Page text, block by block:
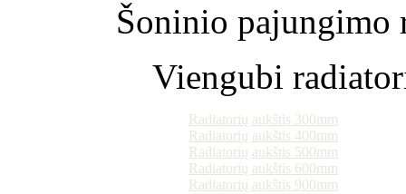
Šoninio pajungimo
Viengubi
Radiatorių aukštis 300mm
Radiatorių aukštis 400mm
Radiatorių aukštis 500mm
Radiatorių aukštis 600mm
Radiatorių aukštis 900mm